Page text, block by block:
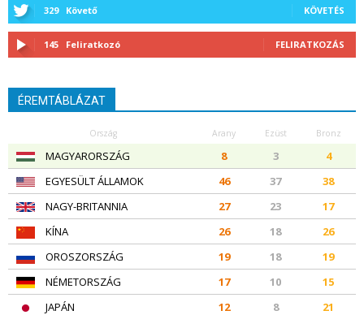
329 Követő KÖVETÉS
145 Feliratkozó FELIRATKOZÁS
ÉREMTÁBLÁZAT
Ország Arany Ezüst Bronz
MAGYARORSZÁG 8 3
4
EGYESÜLT ÁLLAMOK
46 37
38
NAGY-BRITANNIA
27 23
17
KÍNA
26 18
26
OROSZORSZÁG
19 18
19
NÉMETORSZÁG
17 10
15
JAPÁN
12 8
21